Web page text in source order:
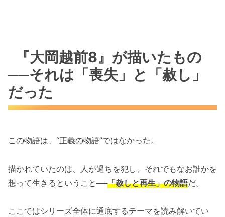
『大岡越前8』が描いたもの
──それは「喪失」と「赦し」
だった
この物語は、“正義の物語”ではなかった。
描かれていたのは、人が過ちを犯し、それでもなお誰かを
想って生きるということ──「赦しと再生」の物語だ。
ここではシリーズ全体に通底するテーマを読み解いてい